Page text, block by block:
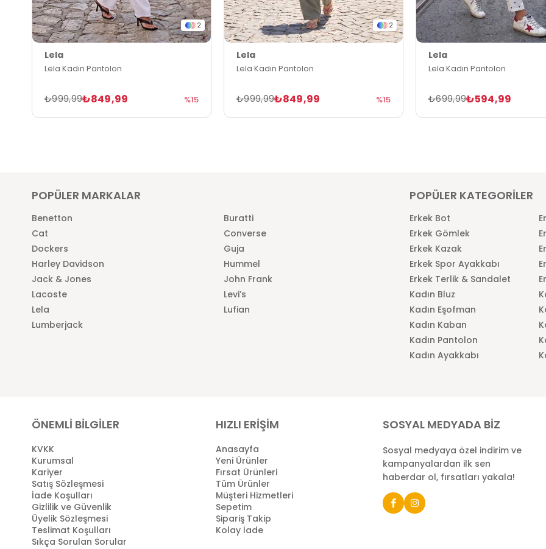
2
Lela
Lela Kadın Pantolon
₺849,99
₺999,99 %15
2
Lela
Lela Kadın Pantolon
₺849,99
₺999,99 %15
Lela
Lela Kadın Pantolon
₺594,99
₺699,99
POPÜLER MARKALAR
Benetton
Buratti
Cat
Converse
Dockers
Guja
Harley Davidson
Hummel
Jack & Jones
John Frank
Lacoste
Levi’s
Lela
Lufian
Lumberjack
POPÜLER KATEGORİLER
Erkek Bot
Erkek Gömlek
Erkek Kazak
Erkek Spor Ayakkabı
Erkek Terlik & Sandalet
Kadın Bluz
Kadın Eşofman
Kadın Kaban
Kadın Pantolon
Kadın Ayakkabı
ÖNEMLİ BİLGİLER
KVKK
Kurumsal
Kariyer
Satış Sözleşmesi
İade Koşulları
Gizlilik ve Güvenlik
Üyelik Sözleşmesi
Teslimat Koşulları
Sıkça Sorulan Sorular
HIZLI ERİŞİM
Anasayfa
Yeni Ürünler
Fırsat Ürünleri
Tüm Ürünler
Müşteri Hizmetleri
Sepetim
Sipariş Takip
Kolay İade
SOSYAL MEDYADA BİZ
Sosyal medyaya özel indirim ve
kampanyalardan ilk sen
haberdar ol, fırsatları yakala!